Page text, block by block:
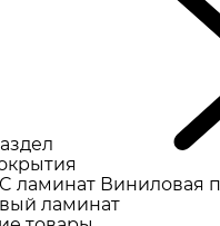
ламинат Виниловая
ламинат